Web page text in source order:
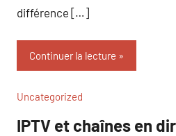
différence […]
Continuer la lecture
Uncategorized
IPTV et chaînes en